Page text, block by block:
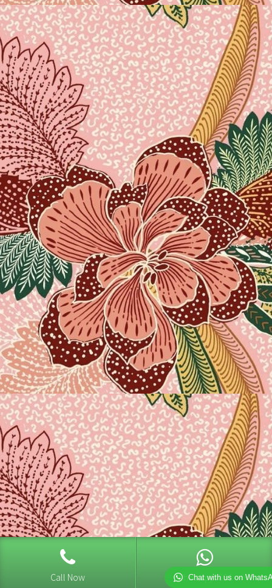
Call Now Whatsapp CS1
Chat with us on